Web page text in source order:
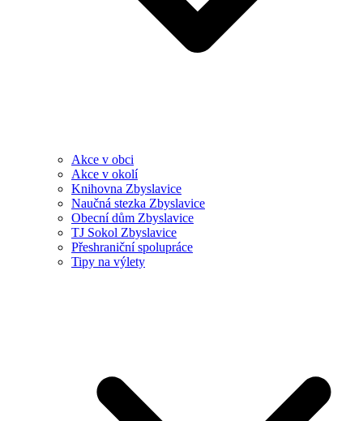
Akce v obci
Akce v okolí
Knihovna Zbyslavice
Naučná stezka Zbyslavice
Obecní dům Zbyslavice
TJ Sokol Zbyslavice
Přeshraniční spolupráce
Tipy na výlety